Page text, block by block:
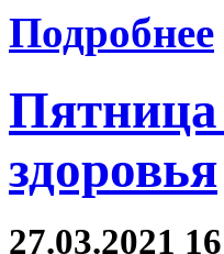
Подробнее
здоровья
27.03.2021